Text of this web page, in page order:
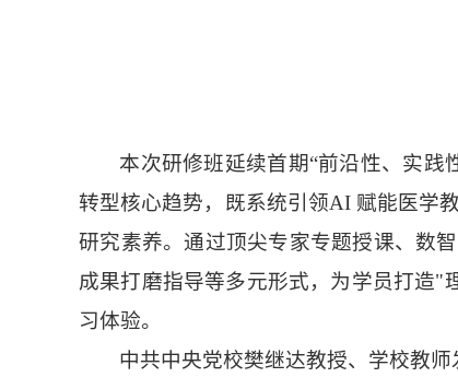
本次研修班延续首期“前沿性、实践
转型核心趋势，既系统引领AI 赋能医学
研究素养。通过顶尖专家专题授课、数
成果打磨指导等多元形式，为学员打造"
习体验。
中共中央党校樊继达教授、学校教